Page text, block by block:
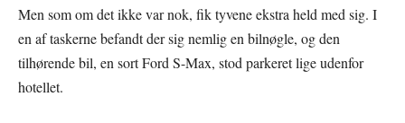
Men som om det ikke var nok, fik tyvene ekstra held med sig. I
en af taskerne befandt der sig nemlig en bilnøgle, og den
tilhørende bil, en sort Ford S-Max, stod parkeret lige udenfor
hotellet.